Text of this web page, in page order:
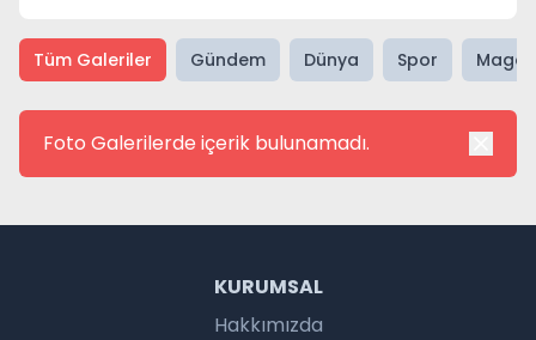
Tüm Galeriler Gündem Dünya Spor
Foto Galerilerde içerik bulunamadı.
KURUMSAL
Hakkımızda